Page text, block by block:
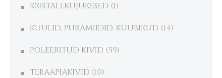
KRISTALLKUJUKESED (1)
KUULID, PÜRAMIIDID, KUUBIKUD (14)
POLEERITUD KIVID (59)
TERAAPIAKIVID (10)